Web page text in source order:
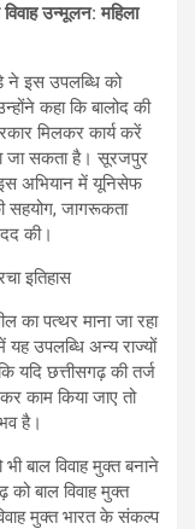
उन्मूलन: महिला
ने इस उपलब्धि को
कहा कि बालोद की
मिलकर कार्य करें
जा सकता है। सूरजपुर
अभियान में यूनिसेफ
सहयोग, जागरूकता
की।
का पत्थर माना जा रहा
यह उपलब्धि अन्य राज्यों
यदि छत्तीसगढ़ की तर्ज
काम किया जाए तो
है।
बाल विवाह मुक्त बनाने
बाल विवाह मुक्त
मुक्त भारत के संकल्प